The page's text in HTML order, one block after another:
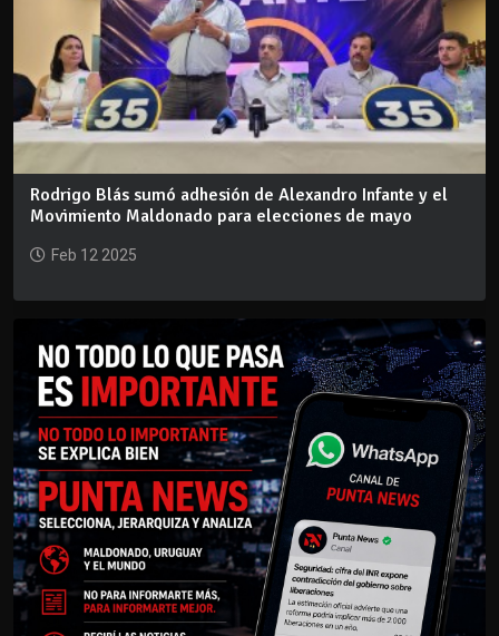
Rodrigo Blás sumó adhesión de Alexandro Infante y el
Movimiento Maldonado para elecciones de mayo
Feb 12 2025